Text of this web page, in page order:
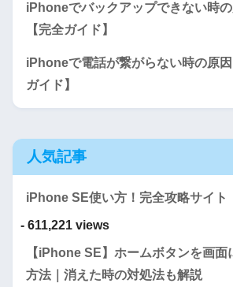
iPhoneでバックアップできない時
【完全ガイド】
iPhoneで電話が繋がらない時の原
ガイド】
人気記事
iPhone SE使い方！完全攻略サイト
- 611,221 views
【iPhone SE】ホームボタンを画面
方法｜消えた時の対処法も解説